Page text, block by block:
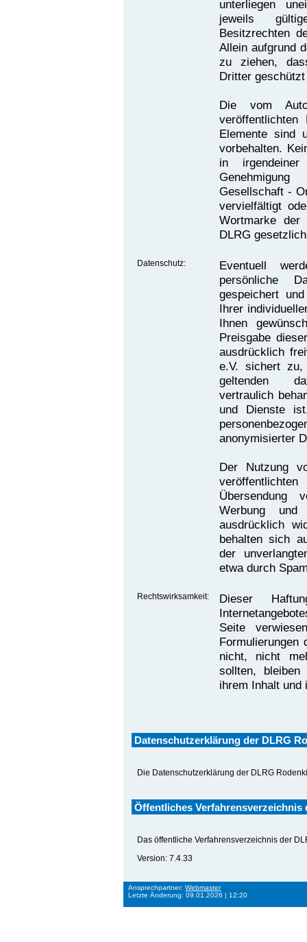
unterliegen
jeweils
Besitzrechten
Allein aufgrund
zu ziehen,
Dritter
Die vom
Elemente sind
vorbehalten.
in
Gesellschaft -
vervielfältigt
Wortmarke
DLRG
Datenschutz:
Eventuell
persönliche
gespeichert
Ihrer
Ihnen
Preisgabe
ausdrücklich
e.V. sichert zu,
geltenden
vertraulich
und Dienste
anonymisierter
Der Nutzung
Übersendung
Werbung und
ausdrücklich
behalten sich
der
etwa durch
Rechtswirksamkeit:
Dieser
Seite
Formulierungen
nicht, nicht
sollten,
ihrem Inhalt und
Datenschutzerklärung der DLRG
Die Datenschutzerklärung der DLRG
Öffentliches Verfahrensverzeichnis
Das öffentliche Verfahrensverzeichnis der
Version: 7.4.33
Ansprechpartner:Webmaster
Letzte Änderung: 09.01.2026 | 12:20